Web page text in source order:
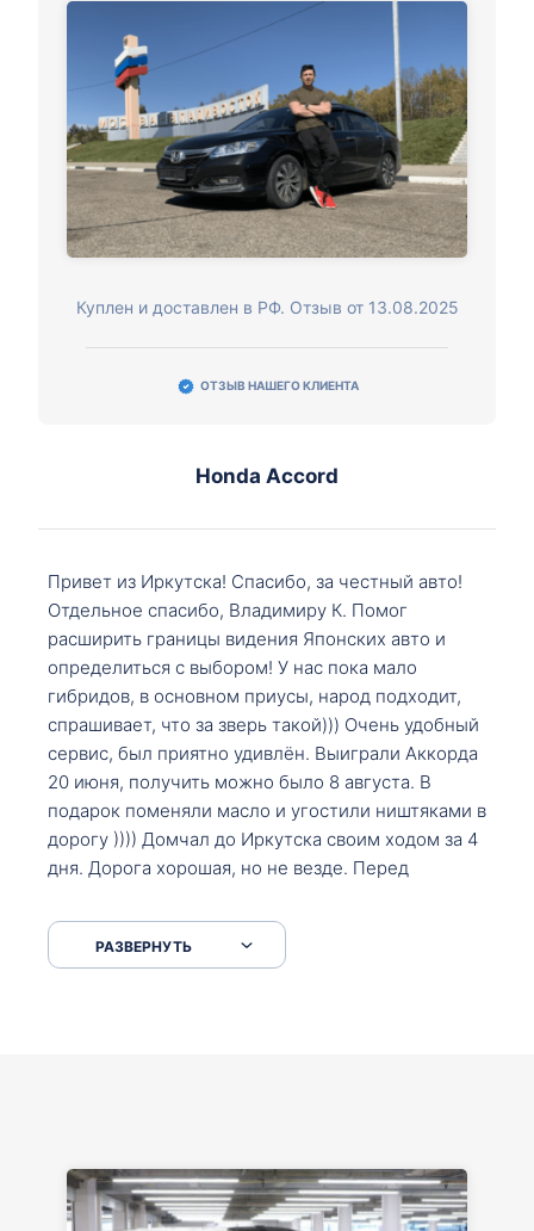
Куплен и доставлен в РФ. Отзыв от 13.08.2025
ОТЗЫВ НАШЕГО КЛИЕНТА
Honda Accord
Привет из Иркутска! Спасибо, за честный авто!
Отдельное спасибо, Владимиру К. Помог
расширить границы видения Японских авто и
определиться с выбором! У нас пока мало
гибридов, в основном приусы, народ подходит,
спрашивает, что за зверь такой))) Очень удобный
сервис, был приятно удивлён. Выиграли Аккорда
20 июня, получить можно было 8 августа. В
подарок поменяли масло и угостили ништяками в
дорогу )))) Домчал до Иркутска своим ходом за 4
дня. Дорога хорошая, но не везде. Перед
серпантинах по пути следования.
РАЗВЕРНУТЬ